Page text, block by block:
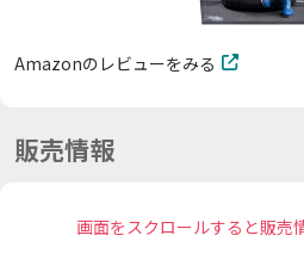
Amazonのレビューをみる
販売情報
画面をスクロールすると販売